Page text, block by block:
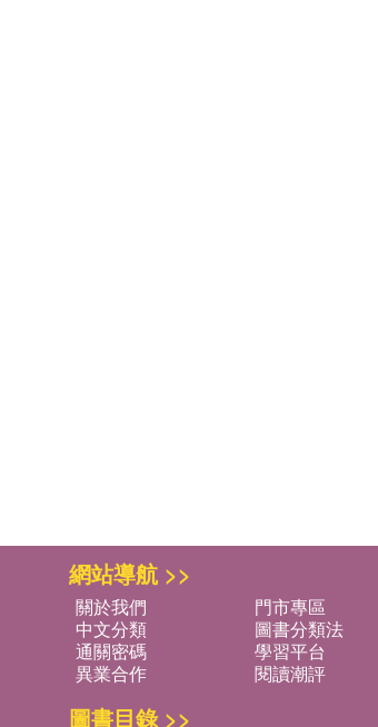
網站導航 >>
關於我們 門市專區
中文分類
圖書分類法
通關密碼
學習平台
異業合作
閱讀潮評
圖書目錄 >>